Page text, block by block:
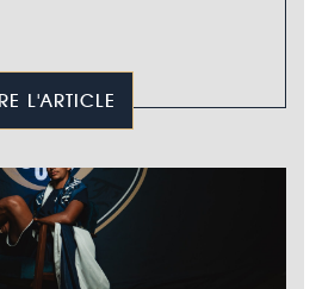
L'ARTICLE